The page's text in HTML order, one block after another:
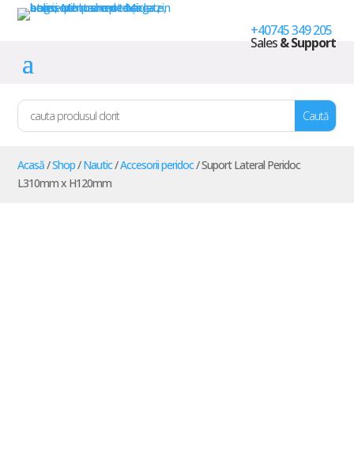
+40745 349 205
Sales& Support
Acasă/Shop/Nautic/Accesorii peridoc/ Suport Lateral Peridoc
L310mm x H120mm